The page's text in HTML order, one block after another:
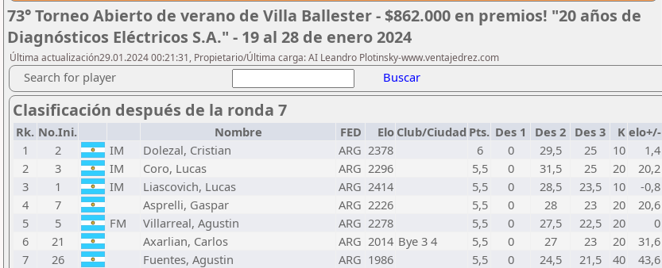
73° Torneo Abierto de verano de Villa Ballester - $862.000 en premios! "20 años de
Diagnósticos Eléctricos S.A." - 19 al 28 de enero 2024
Última actualización29.01.2024 00:21:31, Propietario/Última carga: AI Leandro Plotinsky-www.ventajedrez.com
Search for player Buscar
Clasificación después de la ronda 7
Rk. No.Ini. Nombre FED Elo Club/Ciudad Pts. Des 1 Des 2 Des 3 K elo+/-
1
2 IM Dolezal, Cristian ARG 2378 6 0 29,5 25 10
1,4
2
3 IM Coro, Lucas ARG 2296 5,5 0 31,5 25 20
20,2
3
1 IM Liascovich, Lucas ARG 2414 5,5 0 28,5 23,5 10
-0,8
4
7 Asprelli, Gaspar ARG 2226 5,5 0 28 23 20
20,6
5
5 FM Villarreal, Agustin ARG 2278 5,5 0 27,5 22,5 20
0
6
21 Axarlian, Carlos ARG 2014 Bye 3 4 5,5 0 27 23 20
31,6
7
26 Fuentes, Agustin ARG 1986 5,5 0 24,5 21,5 40
43,6